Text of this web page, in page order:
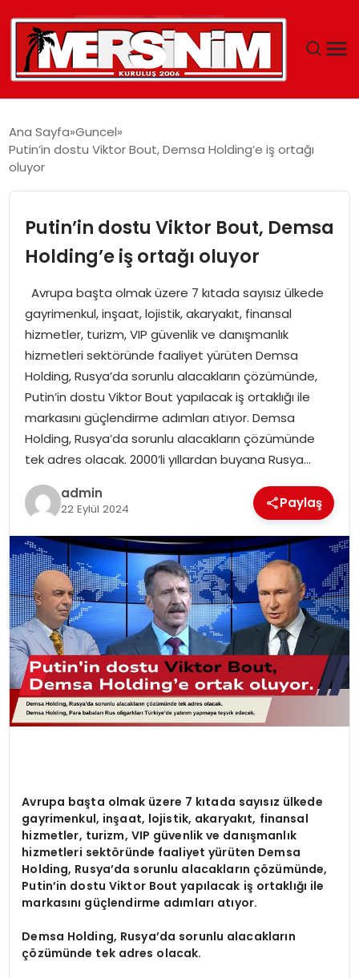
SPOR
EKONOMI
MAGAZIN
DÜNYA
OTOMOBIL
Ana Sayfa Guncel
Putin’in dostu Viktor Bout, Demsa Holding’e iş ortağı
oluyor
Putin’in dostu Viktor Bout, Demsa
Holding’e iş ortağı oluyor
Avrupa başta olmak üzere 7 kıtada sayısız ülkede
gayrimenkul, inşaat, lojistik, akaryakıt, finansal
hizmetler, turizm, VIP güvenlik ve danışmanlık
hizmetleri sektöründe faaliyet yürüten Demsa
Holding, Rusya’da sorunlu alacakların çözümünde,
Putin’in dostu Viktor Bout yapılacak iş ortaklığı ile
markasını güçlendirme adımları atıyor. Demsa
Holding, Rusya’da sorunlu alacakların çözümünde
tek adres olacak. 2000’li yıllardan buyana Rusya…
admin
22 Eylül 2024 Paylaş
Avrupa başta olmak üzere 7 kıtada sayısız ülkede
gayrimenkul, inşaat, lojistik, akaryakıt, finansal
hizmetler, turizm, VIP güvenlik ve danışmanlık
hizmetleri sektöründe faaliyet yürüten Demsa
Holding, Rusya’da sorunlu alacakların çözümünde,
Putin’in dostu Viktor Bout yapılacak iş ortaklığı ile
markasını güçlendirme adımları atıyor.
Demsa Holding, Rusya’da sorunlu alacakların
çözümünde tek adres olacak.